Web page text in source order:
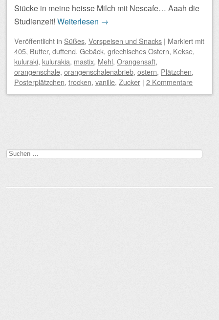
Stücke in meine heisse Milch mit Nescafe… Aaah die
Studienzeit! Weiterlesen →
Veröffentlicht in Süßes, Vorspeisen und Snacks | Markiert mit
405, Butter, duftend, Gebäck, griechisches Ostern, Kekse,
kuluraki, kulurakia, mastix, Mehl, Orangensaft,
orangenschale, orangenschalenabrieb, ostern, Plätzchen,
Posterplätzchen, trocken, vanille, Zucker | 2 Kommentare
Suchen
nach: